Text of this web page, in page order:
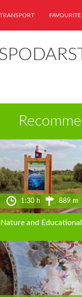
TRANSPORT FAVOURITE
1:30 h 889 m
Nature and